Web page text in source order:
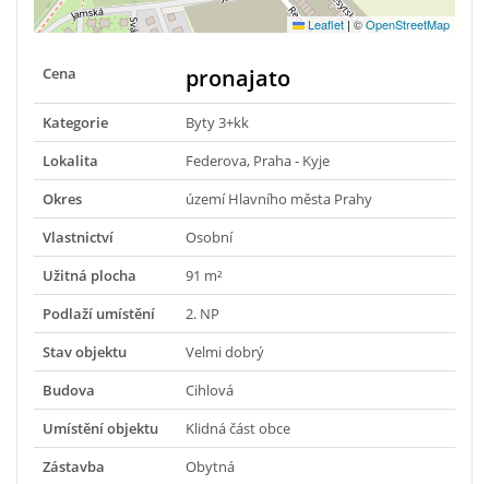
Leaflet |©OpenStreetMap
Cena pronajato
Kategorie
Byty 3+kk
Lokalita
Federova, Praha - Kyje
Okres
území Hlavního města Prahy
Vlastnictví
Osobní
Užitná plocha
91 m²
Podlaží umístění
2. NP
Stav objektu
Velmi dobrý
Budova
Cihlová
Umístění objektu
Klidná část obce
Zástavba
Obytná